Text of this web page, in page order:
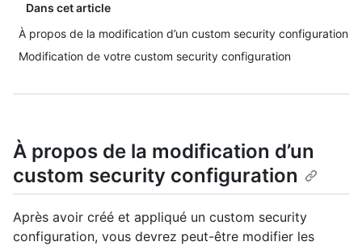
Dans cet article
À propos de la modification d’un custom security configuration
Modification de votre custom security configuration
À propos de la modification d’un
custom security configuration
Après avoir créé et appliqué un custom security
configuration, vous devrez peut-être modifier les